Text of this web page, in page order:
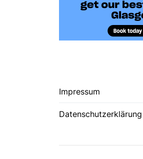
Impressum
Datenschutzerklärung